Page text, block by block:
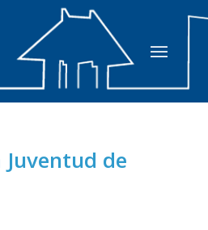
de